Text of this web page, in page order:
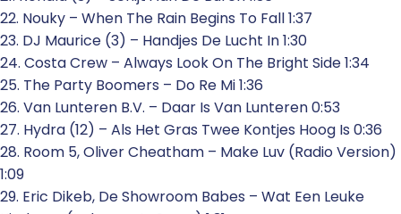
22. Nouky – When The Rain Begins To Fall 1:37
23. DJ Maurice (3) – Handjes De Lucht In 1:30
24. Costa Crew – Always Look On The Bright Side 1:34
25. The Party Boomers – Do Re Mi 1:36
26. Van Lunteren B.V. – Daar Is Van Lunteren 0:53
27. Hydra (12) – Als Het Gras Twee Kontjes Hoog Is 0:36
28. Room 5, Oliver Cheatham – Make Luv (Radio Version)
1:09
29. Eric Dikeb, De Showroom Babes – Wat Een Leuke